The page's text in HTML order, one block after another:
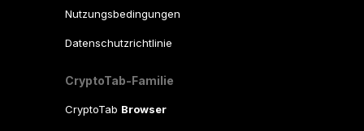
Nutzungsbedingungen
Datenschutzrichtlinie
CryptoTab-Familie
CryptoTab Browser